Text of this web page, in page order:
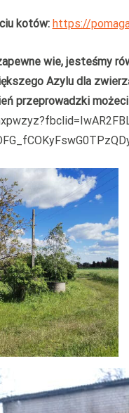
kotów: https://
wie, jesteśmy
Azylu dla
przeprowadzki